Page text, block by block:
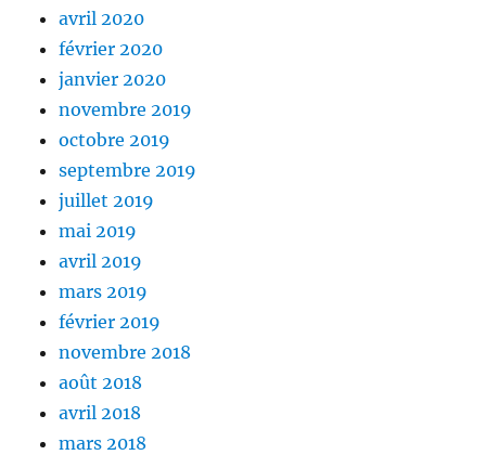
avril 2020
février 2020
janvier 2020
novembre 2019
octobre 2019
septembre 2019
juillet 2019
mai 2019
avril 2019
mars 2019
février 2019
novembre 2018
août 2018
avril 2018
mars 2018